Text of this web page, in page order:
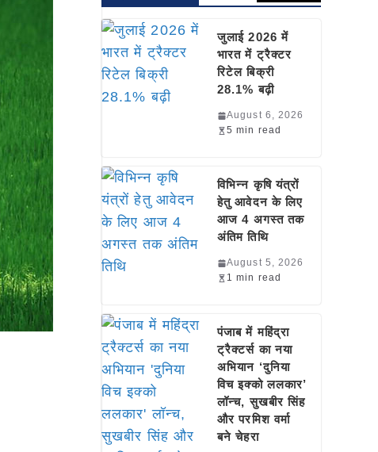
जुलाई 2026 में
भारत में ट्रैक्टर
रिटेल बिक्री
28.1% बढ़ी
August 6, 2026
5 min read
विभिन्न कृषि यंत्रों
हेतु आवेदन के लिए
आज 4 अगस्त तक
अंतिम तिथि
August 5, 2026
1 min read
पंजाब में महिंद्रा
ट्रैक्टर्स का नया
अभियान ‘दुनिया
विच इक्को ललकार’
लॉन्च, सुखबीर सिंह
और परमिश वर्मा
बने चेहरा